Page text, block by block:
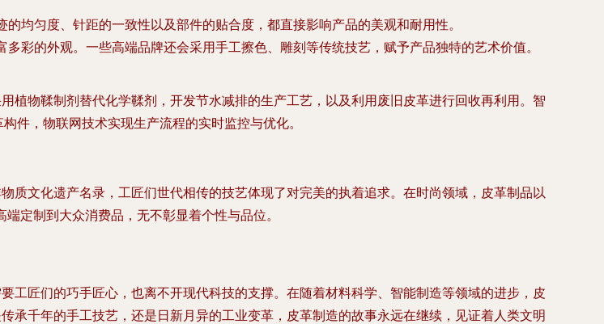
均匀度、针距的一致性以及部件的贴合度，都直接影响产品的美观和耐用性。
彩的外观。一些高端品牌还会采用手工擦色、雕刻等传统技艺，赋予产品独特的艺术价值。
植物鞣制剂替代化学鞣剂，开发节水减排的生产工艺，以及利用废旧皮革进行回收再利用。智
件，物联网技术实现生产流程的实时监控与优化。
质文化遗产名录，工匠们世代相传的技艺体现了对完美的执着追求。在时尚领域，皮革制品以
定制到大众消费品，无不彰显着个性与品位。
工匠们的巧手匠心，也离不开现代科技的支撑。在随着材料科学、智能制造等领域的进步，皮
承千年的手工技艺，还是日新月异的工业变革，皮革制造的故事永远在继续，见证着人类文明